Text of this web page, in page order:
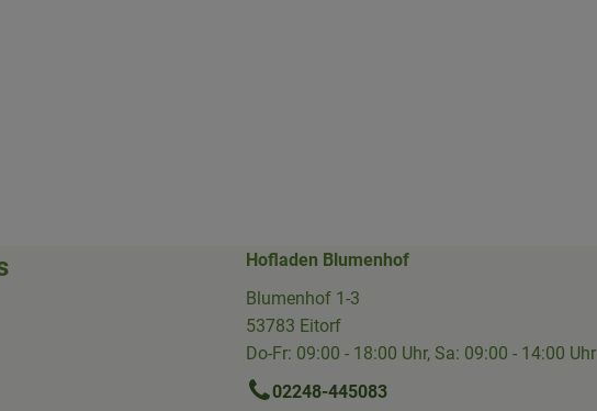
Hofladen Blumenhof
Blumenhof 1-3
53783 Eitorf
Do-Fr: 09:00 - 18:00 Uhr, Sa: 09:00 - 14:00 Uhr
02248-445083